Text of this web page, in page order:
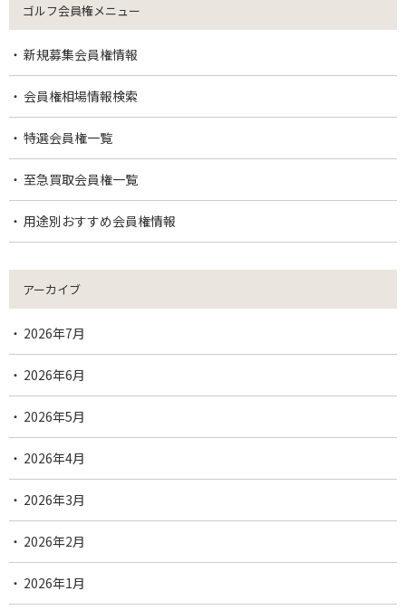
ゴルフ会員権メニュー
新規募集会員権情報
会員権相場情報検索
特選会員権一覧
至急買取会員権一覧
用途別おすすめ会員権情報
アーカイブ
2026年7月
2026年6月
2026年5月
2026年4月
2026年3月
2026年2月
2026年1月